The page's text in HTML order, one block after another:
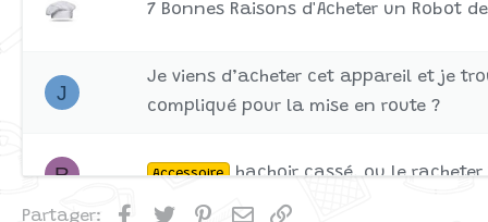
7 Bonnes Raisons d'Acheter un Robot
J
Je viens d’acheter cet appareil et je
compliqué pour la mise en route ?
R Accessoire hachoir cassé, ou le racheter
Partager: FacebookTwitterPinterest
Email